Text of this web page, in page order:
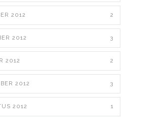
2012 2
2012 3
2012 2
2012 3
2012 1